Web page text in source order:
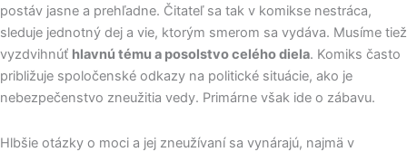
postáv jasne a prehľadne. Čitateľ sa tak v komikse nestráca,
sleduje jednotný dej a vie, ktorým smerom sa vydáva. Musíme tiež
vyzdvihnúť hlavnú tému a posolstvo celého diela. Komiks často
približuje spoločenské odkazy na politické situácie, ako je
nebezpečenstvo zneužitia vedy. Primárne však ide o zábavu.
Hlbšie otázky o moci a jej zneužívaní sa vynárajú, najmä v